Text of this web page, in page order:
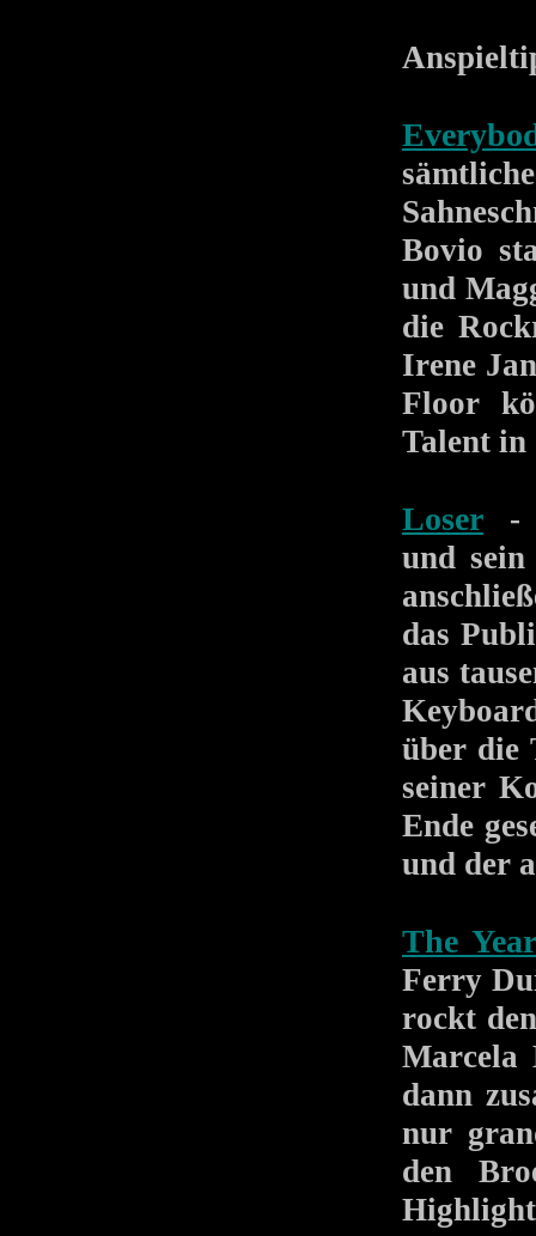
Bovio
und
die
Irene
Floor
Talent in
Loser -
und
das
aus
über die
seiner
Ende
und der
The
Ferry
rockt
Marcela
dann
nur
den